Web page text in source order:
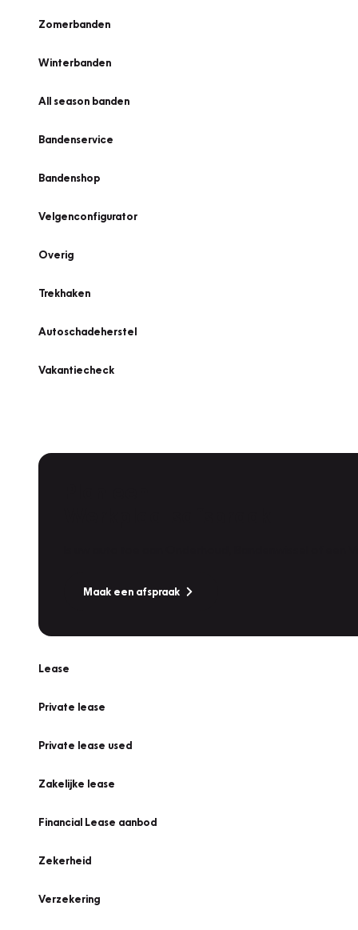
Zomerbanden
Winterbanden
All season banden
Bandenservice
Bandenshop
Velgenconfigurator
Overig
Trekhaken
Autoschadeherstel
Vakantiecheck
Maak een afspraak
Lease
Private lease
Private lease used
Zakelijke lease
Financial Lease aanbod
Zekerheid
Verzekering